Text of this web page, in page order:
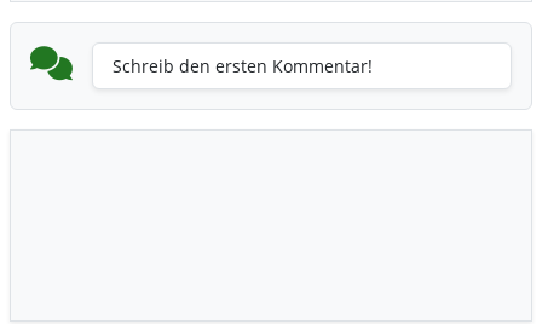
Schreib den ersten Kommentar!